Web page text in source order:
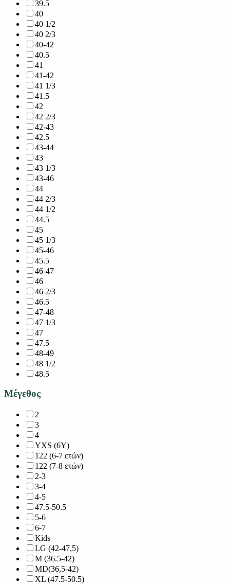
39.5
40
40 1/2
40 2/3
40-42
40.5
41
41-42
41 1/3
41.5
42
42 2/3
42-43
42.5
43-44
43
43 1/3
43-46
44
44 2/3
44 1/2
44.5
45
45 1/3
45-46
45.5
46-47
46
46 2/3
46.5
47-48
47 1/3
47
47.5
48-49
48 1/2
48.5
Μέγεθος
2
3
4
YXS (6Y)
122 (6-7 ετών)
122 (7-8 ετών)
2-3
3-4
4-5
47.5-50.5
5-6
6-7
Kids
LG (42-47,5)
M (36.5-42)
MD(36,5-42)
XL (47.5-50.5)